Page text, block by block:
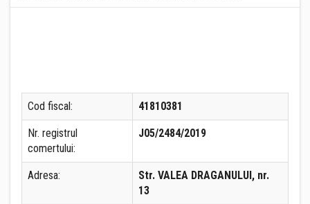
Cod fiscal: 41810381
Nr. registrul
comertului:
J05/2484/2019
Adresa:
Str. VALEA DRAGANULUI, nr.
13